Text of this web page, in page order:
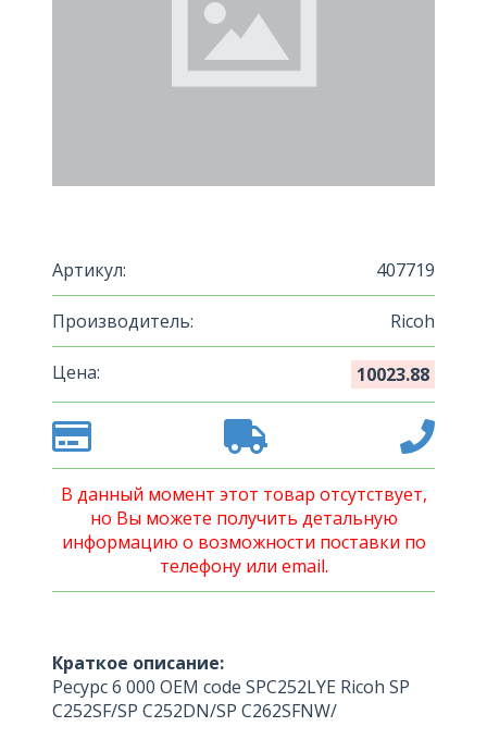
Артикул: 407719
Производитель: Ricoh
Цена: 10023.88
В данный момент этот товар отсутствует,
но Вы можете получить детальную
информацию о возможности поставки по
телефону или email.
Краткое описание:
Ресурс 6 000 OEM code SPC252LYE Ricoh SP
C252SF/SP C252DN/SP C262SFNW/